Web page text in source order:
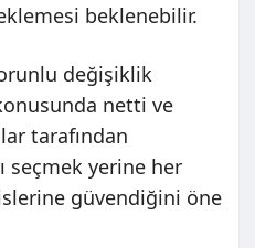
beklenebilir.
değişiklik
netti ve
tarafından
seçmek yerine her
güvendiğini öne